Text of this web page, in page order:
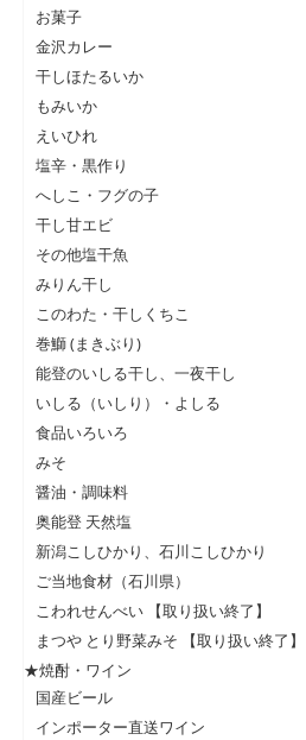
お菓子
金沢カレー
干しほたるいか
もみいか
えいひれ
塩辛・黒作り
へしこ・フグの子
干し甘エビ
その他塩干魚
みりん干し
このわた・干しくちこ
巻鰤 (まきぶり)
能登のいしる干し、一夜干し
いしる（いしり）・よしる
食品いろいろ
みそ
醤油・調味料
奥能登 天然塩
新潟こしひかり、石川こしひかり
ご当地食材（石川県）
こわれせんべい 【取り扱い終了】
まつや とり野菜みそ 【取り扱い終了】
★焼酎・ワイン
国産ビール
インポーター直送ワイン